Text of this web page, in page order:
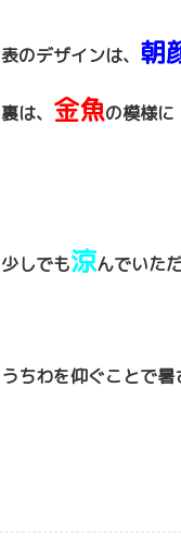
表のデザインは、 朝
裏は、 金魚の模様に
少しでも涼んでいた
うちわを仰ぐことで暑